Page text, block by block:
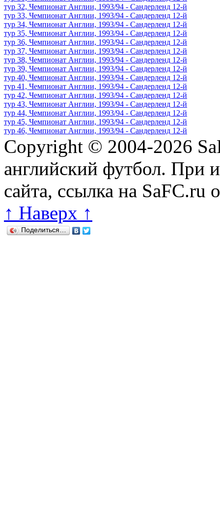
тур 32, Чемпионат Англии, 1993/94 - Сандерленд 12-й
тур 33, Чемпионат Англии, 1993/94 - Сандерленд 12-й
тур 34, Чемпионат Англии, 1993/94 - Сандерленд 12-й
тур 35, Чемпионат Англии, 1993/94 - Сандерленд 12-й
тур 36, Чемпионат Англии, 1993/94 - Сандерленд 12-й
тур 37, Чемпионат Англии, 1993/94 - Сандерленд 12-й
тур 38, Чемпионат Англии, 1993/94 - Сандерленд 12-й
тур 39, Чемпионат Англии, 1993/94 - Сандерленд 12-й
тур 40, Чемпионат Англии, 1993/94 - Сандерленд 12-й
тур 41, Чемпионат Англии, 1993/94 - Сандерленд 12-й
тур 42, Чемпионат Англии, 1993/94 - Сандерленд 12-й
тур 43, Чемпионат Англии, 1993/94 - Сандерленд 12-й
тур 44, Чемпионат Англии, 1993/94 - Сандерленд 12-й
тур 45, Чемпионат Англии, 1993/94 - Сандерленд 12-й
тур 46, Чемпионат Англии, 1993/94 - Сандерленд 12-й
Copyright © 2004-2026
английский футбол. При
сайта, ссылка на SaFC.ru
↑ Наверх ↑
Поделиться…